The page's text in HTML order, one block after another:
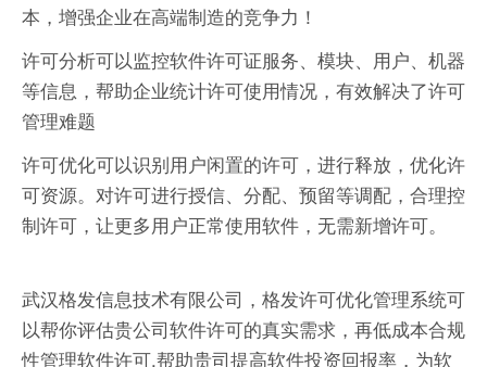
本，增强企业在高端制造的竞争力！
许可分析可以监控软件许可证服务、模块、用户、机器
等信息，帮助企业统计许可使用情况，有效解决了许可
管理难题
许可优化可以识别用户闲置的许可，进行释放，优化许
可资源。对许可进行授信、分配、预留等调配，合理控
制许可，让更多用户正常使用软件，无需新增许可。
武汉格发信息技术有限公司，格发许可优化管理系统可
以帮你评估贵公司软件许可的真实需求，再低成本合规
性管理软件许可,帮助贵司提高软件投资回报率，为软